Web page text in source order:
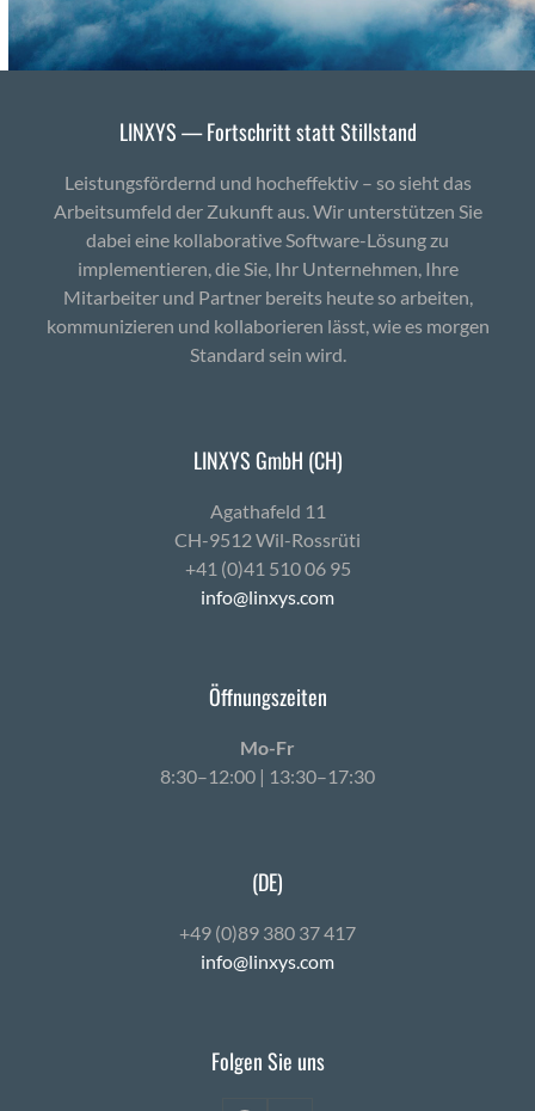
LINXYS — Fortschritt statt Stillstand
Leistungsfördernd und hocheffektiv – so sieht das
Arbeitsumfeld der Zukunft aus. Wir unterstützen Sie
dabei eine kollaborative Software-Lösung zu
implementieren, die Sie, Ihr Unternehmen, Ihre
Mitarbeiter und Partner bereits heute so arbeiten,
kommunizieren und kollaborieren lässt, wie es morgen
Standard sein wird.
LINXYS GmbH (CH)
Agath­afeld 11
CH-9512 Wil-Ross­rüti
+41 (0)41 510 06 95
info@linxys.com
Öffnungszeiten
Mo-Fr
8:30–12:00 | 13:30–17:30
(DE)
+49 (0)89 380 37 417
info@linxys.com
Folgen Sie uns